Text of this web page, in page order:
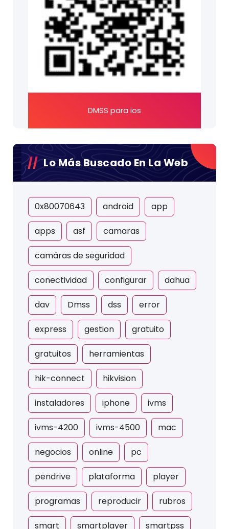
DMSS para ios
Lo Más Buscado En La Web
0x80070643 android app
apps asf camaras
camáras de seguridad
conectividad configurar dahua
dav Dmss dss error
express gestion gratuito
gratuitos herramientas
hik-connect hikvision
instaladores iphone ivms
ivms-4200 ivms-4500 mac
negocios online pc
pendrive plataforma player
programas reproducir rubros
smart smartplayer smartpss